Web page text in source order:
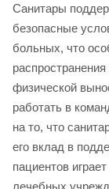
Санитары
безопасные
больных, что
физической
работать в
на то, что
его вклад в
пациентов
лечебных